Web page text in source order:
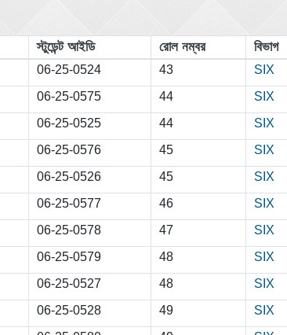
স্টুডেন্ট আইডি রোল নম্বর বিভাগ
06-25-0524 43 SIX
06-25-0575 44 SIX
06-25-0525 44 SIX
06-25-0576 45 SIX
06-25-0526 45 SIX
06-25-0577 46 SIX
06-25-0578 47 SIX
06-25-0579 48 SIX
06-25-0527 48 SIX
06-25-0528 49 SIX